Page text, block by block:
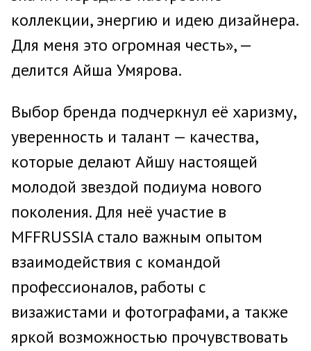
коллекции, энергию и идею дизайнера.
Для меня это огромная честь», —
делится Айша Умярова.
Выбор бренда подчеркнул её харизму,
уверенность и талант — качества,
которые делают Айшу настоящей
молодой звездой подиума нового
поколения. Для неё участие в
MFFRUSSIA стало важным опытом
взаимодействия с командой
профессионалов, работы с
визажистами и фотографами, а также
яркой возможностью прочувствовать